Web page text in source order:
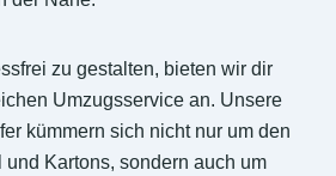
zu gestalten, bieten wir dir
Umzugsservice an. Unsere
kümmern sich nicht nur um den
Kartons, sondern auch um